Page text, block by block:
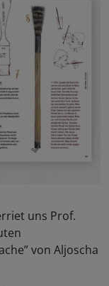
uns Prof.
von Aljoscha